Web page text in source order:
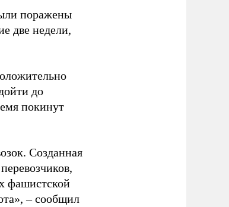
поражены
две недели,
до
покинут
Созданная
фашистской
– сообщил